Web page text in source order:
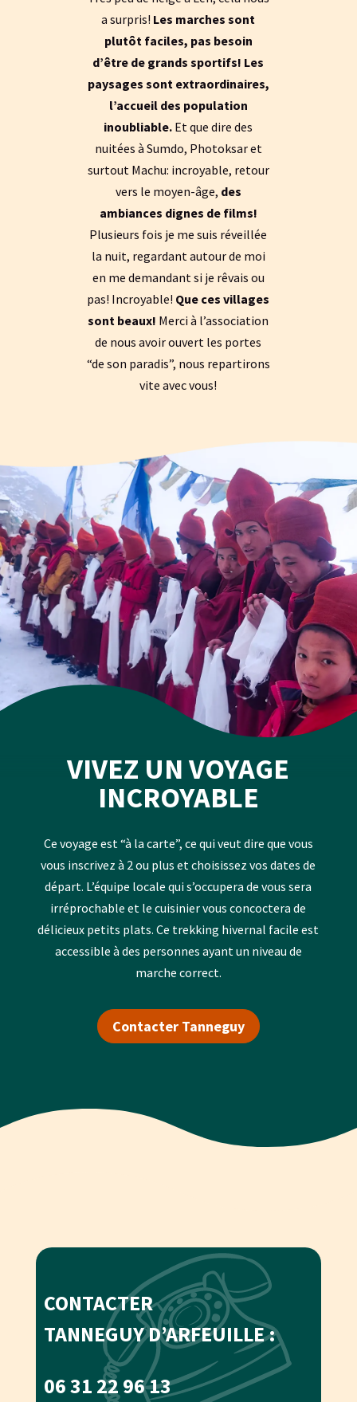
a surpris! Les marches sont
plutôt faciles, pas besoin
d’être de grands sportifs! Les
paysages sont extraordinaires,
l’accueil des population
inoubliable. Et que dire des
nuitées à Sumdo, Photoksar et
surtout Machu: incroyable, retour
vers le moyen-âge, des
ambiances dignes de films!
Plusieurs fois je me suis réveillée
la nuit, regardant autour de moi
en me demandant si je rêvais ou
pas! Incroyable! Que ces villages
sont beaux! Merci à l’association
de nous avoir ouvert les portes
“de son paradis”, nous repartirons
vite avec vous!
VIVEZ UN VOYAGE
INCROYABLE
Ce voyage est “à la carte”, ce qui veut dire que vous
vous inscrivez à 2 ou plus et choisissez vos dates de
départ. L’équipe locale qui s’occupera de vous sera
irréprochable et le cuisinier vous concoctera de
délicieux petits plats. Ce trekking hivernal facile est
accessible à des personnes ayant un niveau de
marche correct.
Contacter Tanneguy
CONTACTER
TANNEGUY D’ARFEUILLE :
06 31 22 96 13